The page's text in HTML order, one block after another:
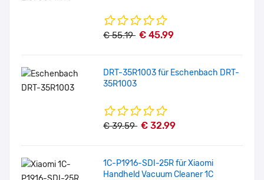
€ 55.19 € 45.99
DRT-35R1003 für Eschenbach DRT-
35R1003
€ 39.59 € 32.99
1C-P1916-SDI-25R für Xiaomi
Handheld Vacuum Cleaner 1C